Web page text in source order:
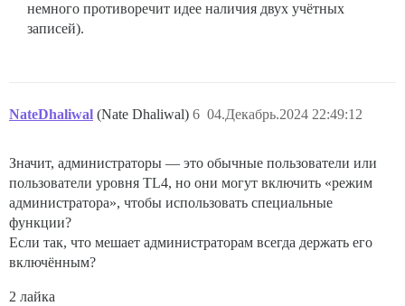
немного противоречит идее наличия двух учётных
записей).
NateDhaliwal (Nate Dhaliwal) 04.Декабрь.2024 22:49:12
6
Значит, администраторы — это обычные пользователи или
пользователи уровня TL4, но они могут включить «режим
администратора», чтобы использовать специальные
функции?
Если так, что мешает администраторам всегда держать его
включённым?
2 лайка